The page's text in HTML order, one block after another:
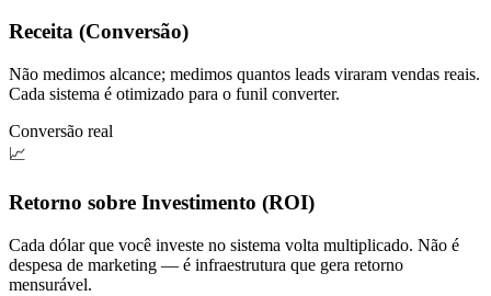
Receita (Conversão)
Não medimos alcance; medimos quantos leads viraram vendas reais.
Cada sistema é otimizado para o funil converter.
Conversão real
📈
Retorno sobre Investimento (ROI)
Cada dólar que você investe no sistema volta multiplicado. Não é
despesa de marketing — é infraestrutura que gera retorno
mensurável.